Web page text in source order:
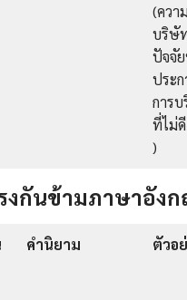
(ควา
บริษั
ปัจจั
ประก
การบ
ที่ไม่
)
งกันข้ามภาษาอัง
คำนิยาม ตัวอ